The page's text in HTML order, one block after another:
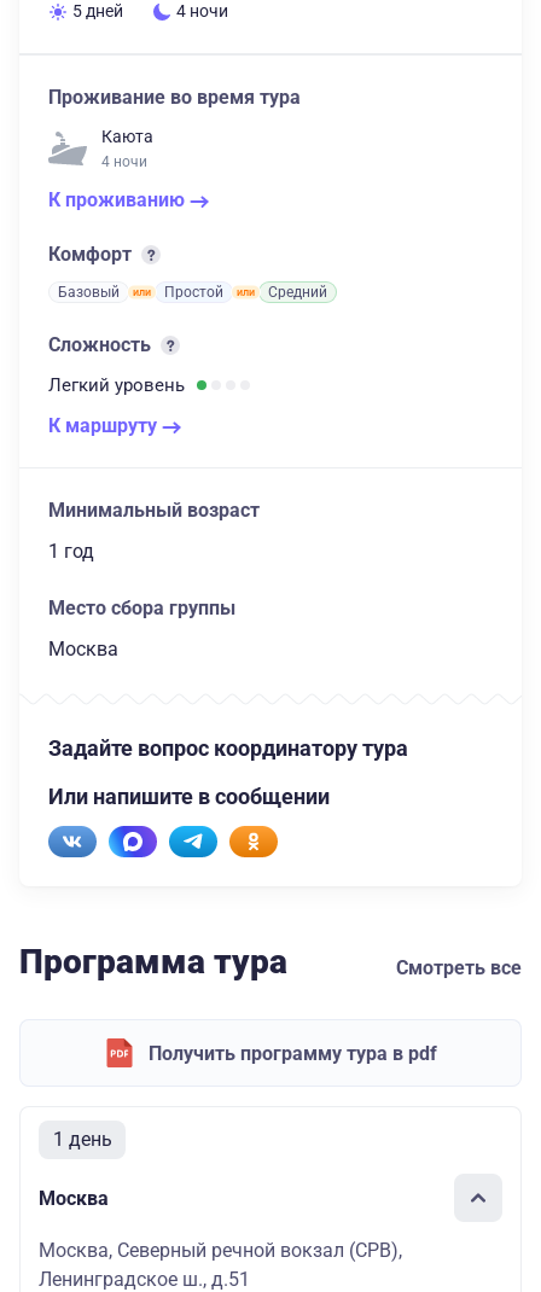
5 дней 4 ночи
Проживание во время тура
Каюта
4 ночи
К проживанию
Комфорт
Базовый Простой Средний
Сложность
Легкий уровень
К маршруту
Минимальный возраст
1 год
Место сбора группы
Москва
Задайте вопрос координатору тура
Или напишите в сообщении
Программа тура Смотреть все
Получить программу тура в pdf
1 день
Москва
Москва, Северный речной вокзал (СРВ),
Ленинградское ш., д.51